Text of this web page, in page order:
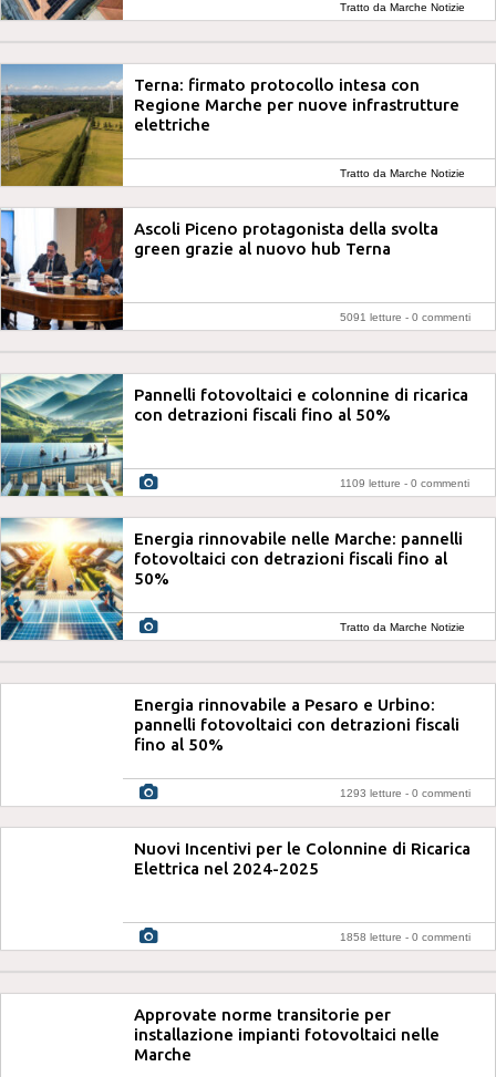
Tratto da Marche Notizie
Terna: firmato protocollo intesa con
Regione Marche per nuove infrastrutture
elettriche
Tratto da Marche Notizie
Ascoli Piceno protagonista della svolta
green grazie al nuovo hub Terna
5091 letture - 0 commenti
Pannelli fotovoltaici e colonnine di ricarica
con detrazioni fiscali fino al 50%
1109 letture - 0 commenti
Energia rinnovabile nelle Marche: pannelli
fotovoltaici con detrazioni fiscali fino al
50%
Tratto da Marche Notizie
Energia rinnovabile a Pesaro e Urbino:
pannelli fotovoltaici con detrazioni fiscali
fino al 50%
1293 letture - 0 commenti
Nuovi Incentivi per le Colonnine di Ricarica
Elettrica nel 2024-2025
1858 letture - 0 commenti
Approvate norme transitorie per
installazione impianti fotovoltaici nelle
Marche